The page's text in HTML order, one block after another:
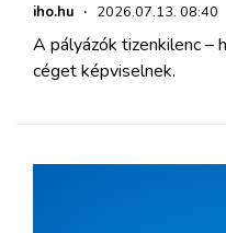
iho.hu · 2026.07.13. 08:40
A pályázók tizenkilenc –
céget képviselnek.